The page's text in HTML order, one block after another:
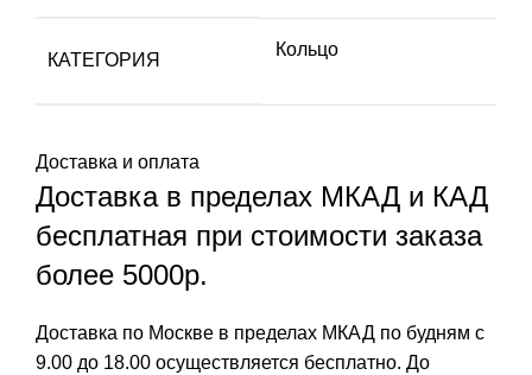
КАТЕГОРИЯ
Кольцо
Доставка и оплата
Доставка в пределах МКАД и КАД
бесплатная при стоимости заказа
более 5000р.
Доставка по Москве в пределах МКАД по будням с
9.00 до 18.00 осуществляется бесплатно. До